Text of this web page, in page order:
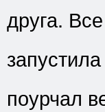
друга.
поурчал